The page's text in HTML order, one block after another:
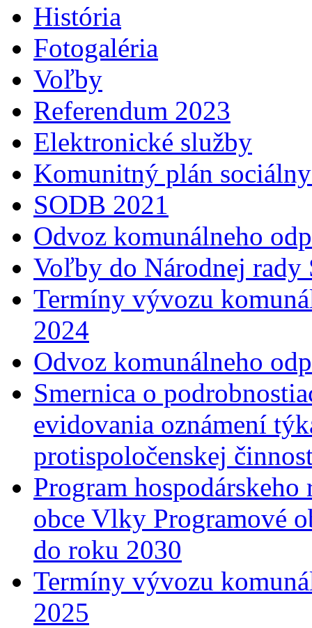
História
Fotogaléria
Voľby
Referendum 2023
Elektronické služby
Komunitný plán
SODB 2021
Odvoz komunálneho
Voľby do Národnej
Termíny vývozu
2024
Odvoz komunálneho
Smernica o
evidovania oznámení
protispoločenskej
Program
obce Vlky Programové
do roku 2030
Termíny vývozu
2025